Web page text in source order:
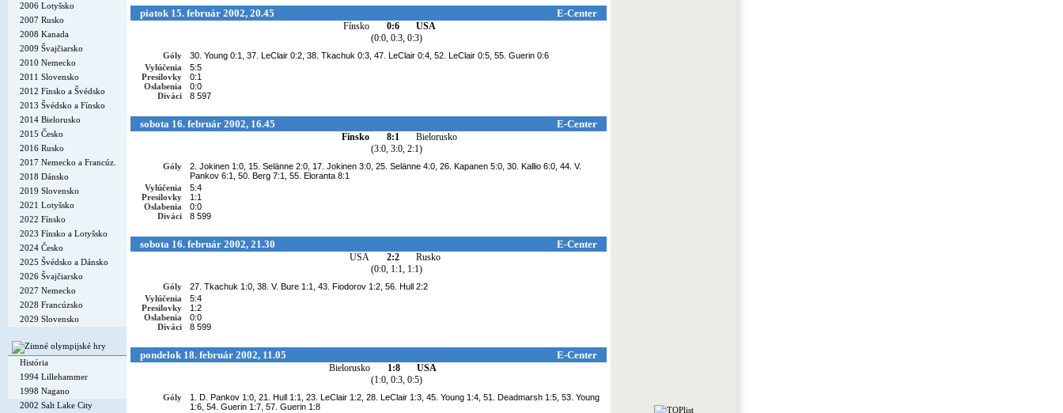
2006 Lotyšsko
2007 Rusko
2008 Kanada
2009 Švajčiarsko
2010 Nemecko
2011 Slovensko
2012 Fínsko a Švédsko
2013 Švédsko a Fínsko
2014 Bielorusko
2015 Česko
2016 Rusko
2017 Nemecko a Francúz.
2018 Dánsko
2019 Slovensko
2021 Lotyšsko
2022 Fínsko
2023 Fínsko a Lotyšsko
2024 Česko
2025 Švédsko a Dánsko
2026 Švajčiarsko
2027 Nemecko
2028 Francúzsko
2029 Slovensko
História
1994 Lillehammer
1998 Nagano
2002 Salt Lake City
piatok 15. február 2002, 20.45 E-Center
Fínsko 0:6
USA
(0:0, 0:3, 0:3)
Góly
30. Young 0:1, 37. LeClair 0:2, 38. Tkachuk 0:3, 47. LeClair 0:4, 52. LeClair 0:5, 55. Guerin 0:6
Vylúčenia
5:5
Presilovky
0:1
Oslabenia
0:0
Diváci
8 597
sobota 16. február 2002, 16.45 E-Center
Fínsko 8:1
Bielorusko
(3:0, 3:0, 2:1)
Góly
2. Jokinen 1:0, 15. Selänne 2:0, 17. Jokinen 3:0, 25. Selänne 4:0, 26. Kapanen 5:0, 30. Kallio 6:0, 44. V.
Pankov 6:1, 50. Berg 7:1, 55. Eloranta 8:1
Vylúčenia
5:4
Presilovky
1:1
Oslabenia
0:0
Diváci
8 599
sobota 16. február 2002, 21.30 E-Center
USA 2:2
Rusko
(0:0, 1:1, 1:1)
Góly
27. Tkachuk 1:0, 38. V. Bure 1:1, 43. Fiodorov 1:2, 56. Hull 2:2
Vylúčenia
5:4
Presilovky
1:2
Oslabenia
0:0
Diváci
8 599
pondelok 18. február 2002, 11.05 E-Center
Bielorusko 1:8
USA
(1:0, 0:3, 0:5)
Góly
1. D. Pankov 1:0, 21. Hull 1:1, 23. LeClair 1:2, 28. LeClair 1:3, 45. Young 1:4, 51. Deadmarsh 1:5, 53. Young
1:6, 54. Guerin 1:7, 57. Guerin 1:8